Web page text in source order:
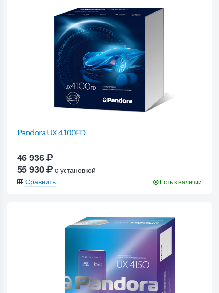
Pandora UX 4100FD
46 936
55 930
c установкой
Сравнить
Есть в наличии